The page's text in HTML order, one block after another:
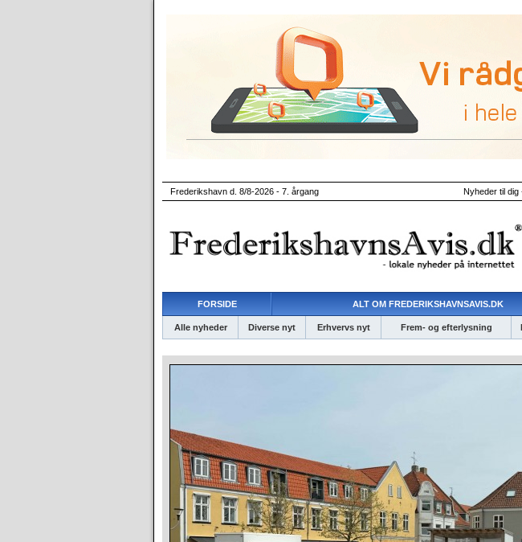
Frederikshavn d. 8/8-2026 - 7. årgang Nyheder til dig
FORSIDE ALT OM FREDERIKSHAVNSAVIS.DK
Alle nyheder Diverse nyt Erhvervs nyt Frem- og efterlysning